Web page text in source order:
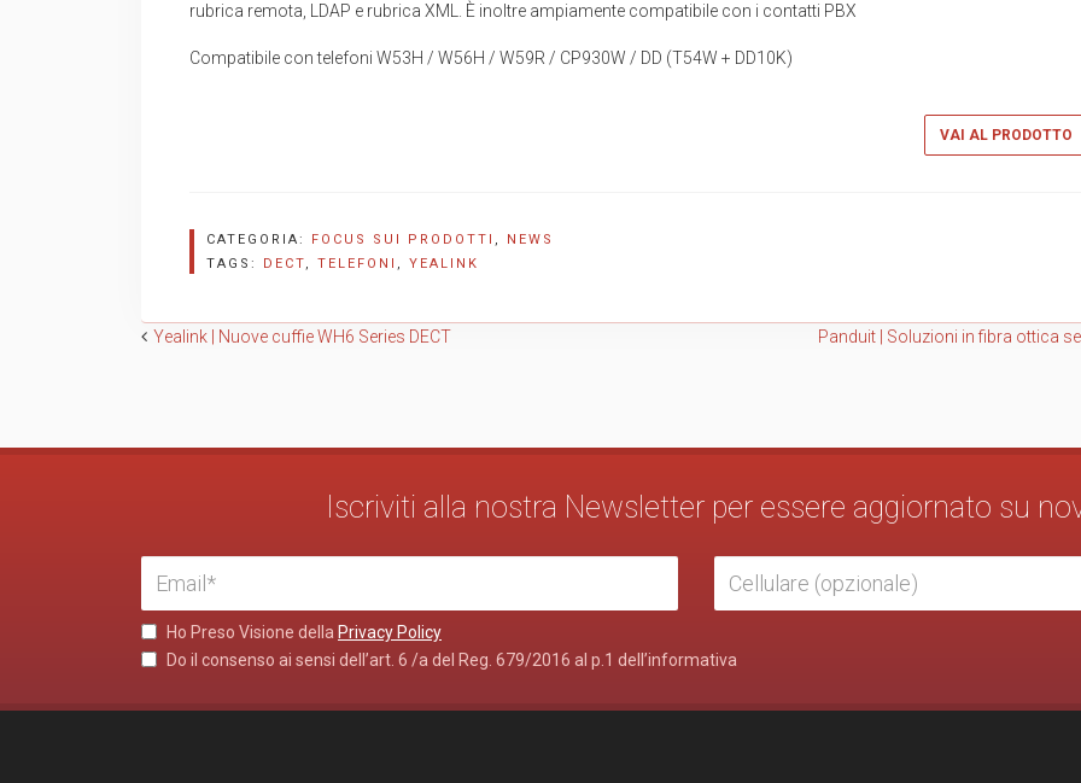
rubrica remota, LDAP e rubrica XML. È inoltre ampiamente compatibile con i contatti PBX
Compatibile con telefoni W53H / W56H / W59R / CP930W / DD (T54W + DD10K)
VAI AL PRODOTTO
CATEGORIA: FOCUS SUI PRODOTTI ,
NEWS
TAGS:
DECT, TELEFONI , YEALINK
Navigazione
Yealink | Nuove cuffie WH6 Series DECT Panduit | Soluzioni in fibra ottica
Iscriviti alla nostra Newsletter per essere aggiornato su
Ho Preso Visione della Privacy Policy
Do il consenso ai sensi dell’art. 6 /a del Reg. 679/2016 al p.1 dell’informativa